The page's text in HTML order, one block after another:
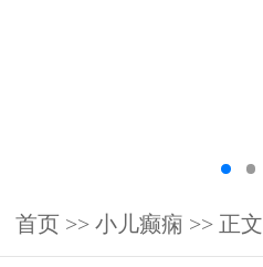
首页 >> 小儿癫痫 >> 正文